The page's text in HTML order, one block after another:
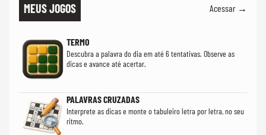
MEUS JOGOS Acessar →
TERMO
Descubra a palavra do dia em até 6 tentativas. Observe as
dicas e avance até acertar.
PALAVRAS CRUZADAS
Interprete as dicas e monte o tabuleiro letra por letra, no seu
ritmo.